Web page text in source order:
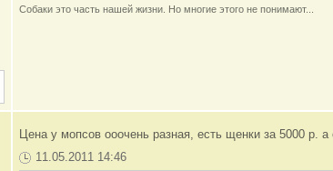
Собаки это часть нашей жизни. Но многие этого не понимают...
Цена у мопсов ооочень разная, есть щенки за 5000 р.
11.05.2011 14:46